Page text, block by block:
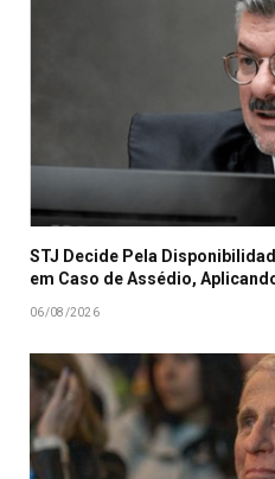
STJ Decide Pela
em Caso de Assédio,
06/08/2026